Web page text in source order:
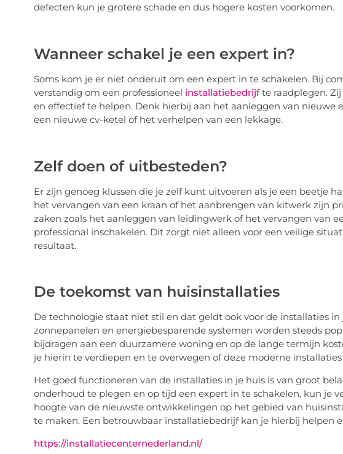
defecten kun je grotere schade en dus hogere kosten voorkomen.
Wanneer schakel je een expert in?
Soms kom je er niet onderuit om een expert in te schakelen. Bij
verstandig om een professioneel installatiebedrijfte raadplegen.
en effectief te helpen. Denk hierbij aan het aanleggen van nieuwe
een nieuwe cv-ketel of het verhelpen van een lekkage.
Zelf doen of uitbesteden?
Er zijn genoeg klussen die je zelf kunt uitvoeren als je een beetje
het vervangen van een kraan of het aanbrengen van kitwerk zijn
zaken zoals het aanleggen van leidingwerk of het vervangen van
professional inschakelen. Dit zorgt niet alleen voor een veilige
resultaat.
De toekomst van huisinstallaties
De technologie staat niet stil en dat geldt ook voor de installaties
zonnepanelen en energiebesparende systemen worden steeds
bijdragen aan een duurzamere woning en op de lange termijn
je hierin te verdiepen en te overwegen of deze moderne
Het goed functioneren van de installaties in je huis is van groot
onderhoud te plegen en op tijd een expert in te schakelen, kun je
hoogte van de nieuwste ontwikkelingen op het gebied van
te maken. Een betrouwbaar installatiebedrijf kan je hierbij helpen
https://installatiecenternederland.nl/